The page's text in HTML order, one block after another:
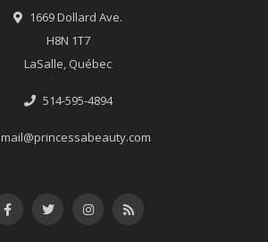
1669 Dollard Ave.
H8N 1T7
LaSalle, Québec
514-595-4894
mail@princessabeauty.com